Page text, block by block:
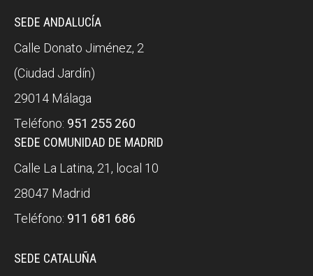
SEDE ANDALUCÍA
Calle Donato Jiménez, 2
(Ciudad Jardín)
29014 Málaga
Teléfono: 951 255 260
SEDE COMUNIDAD DE MADRID
Calle La Latina, 21, local 10
28047 Madrid
Teléfono: 911 681 686
SEDE CATALUÑA